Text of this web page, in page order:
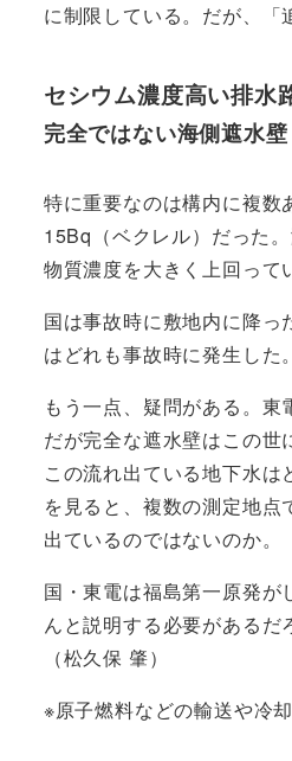
に制限している。だが、「
セシウム濃度高い排水
完全ではない海側遮水壁
特に重要なのは構内に複
15Bq（ベクレル）だった
物質濃度を大きく上回って
国は事故時に敷地内に降っ
はどれも事故時に発生した
もう一点、疑問がある。
だが完全な遮水壁はこの世
この流れ出ている地下水
を見ると、複数の測定地
出ているのではないのか。
国・東電は福島第一原発
んと説明する必要があるだ
（松久保 肇）
※原子燃料などの輸送や冷